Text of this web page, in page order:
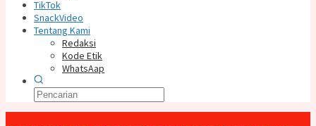
TikTok
SnackVideo
Tentang Kami
Redaksi
Kode Etik
WhatsAap